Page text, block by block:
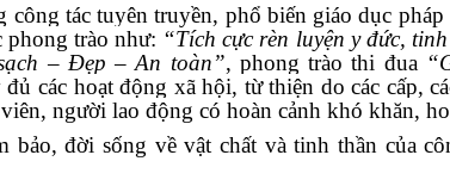
công tác tuyên truyền, phổ biến giáo dục pháp
trào như: “Tích cực rèn luyện y đức,
– Đẹp – An toàn”, phong trào thi đua
đủ các hoạt động xã hội, từ thiện do các cấp,
người lao động có hoàn cảnh khó khăn,
bảo, đời sống về vật chất và tinh thần của